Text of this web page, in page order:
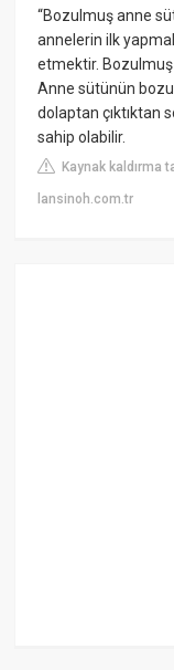
“Bozulmuş anne
annelerin ilk
etmektir. Bozulmuş
Anne sütünün
dolaptan çıktıktan
sahip olabilir.
Kaynak kaldırma
lansinoh.com.tr